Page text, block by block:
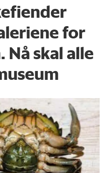
for
Nå skal alle